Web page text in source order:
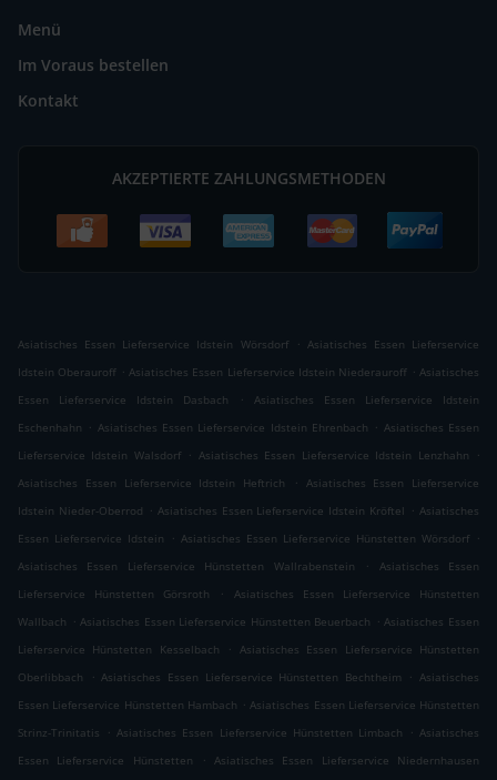
Menü
Im Voraus bestellen
Kontakt
AKZEPTIERTE ZAHLUNGSMETHODEN
Asiatisches Essen Lieferservice Idstein Wörsdorf . Asiatisches Essen Lieferservice
Idstein Oberauroff . Asiatisches Essen Lieferservice Idstein Niederauroff . Asiatisches
Essen Lieferservice Idstein Dasbach
.
Asiatisches Essen Lieferservice Idstein
Eschenhahn . Asiatisches Essen Lieferservice Idstein Ehrenbach . Asiatisches Essen
Lieferservice Idstein Walsdorf . Asiatisches Essen Lieferservice Idstein Lenzhahn
.
Asiatisches Essen Lieferservice Idstein Heftrich
. Asiatisches Essen Lieferservice
Idstein Nieder-Oberrod . Asiatisches Essen Lieferservice Idstein Kröftel . Asiatisches
Essen Lieferservice Idstein
. Asiatisches Essen Lieferservice Hünstetten Wörsdorf .
Asiatisches Essen Lieferservice Hünstetten Wallrabenstein
.
Asiatisches Essen
Lieferservice Hünstetten Görsroth
.
Asiatisches Essen Lieferservice Hünstetten
Wallbach . Asiatisches Essen Lieferservice Hünstetten Beuerbach . Asiatisches Essen
Lieferservice Hünstetten Kesselbach
. Asiatisches Essen Lieferservice Hünstetten
Oberlibbach
. Asiatisches Essen Lieferservice Hünstetten Bechtheim . Asiatisches
Essen Lieferservice Hünstetten Hambach . Asiatisches Essen Lieferservice Hünstetten
Strinz-Trinitatis
. Asiatisches Essen Lieferservice Hünstetten Limbach . Asiatisches
Essen Lieferservice Hünstetten
. Asiatisches Essen Lieferservice Niedernhausen